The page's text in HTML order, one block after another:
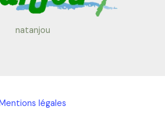
natanjou
légales